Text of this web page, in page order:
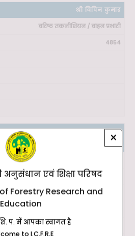
श्री विपिन कुमार
वरिष्ठ तकनीशियन / वाहन प्रभारी
4854
×
अनुसंधान एवं शिक्षा परिषद
Forestry Research and
Education
शि. प. में आपका स्वागत है
to I.C.F.R.E